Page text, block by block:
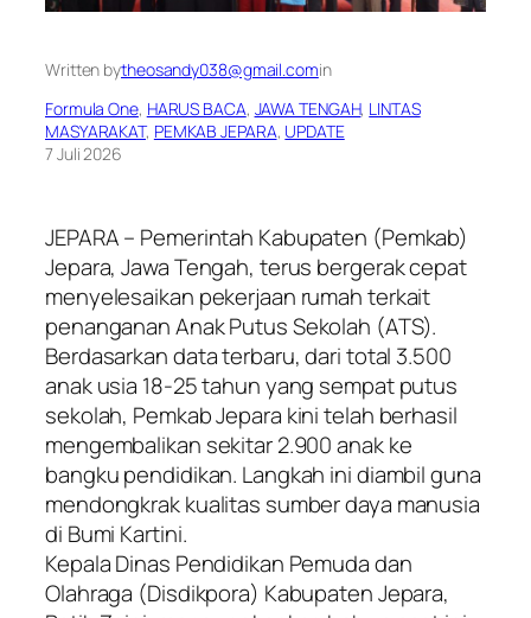
Written bytheosandy038@gmail.comin
Formula One, HARUS BACA, JAWA TENGAH, LINTAS
MASYARAKAT, PEMKAB JEPARA, UPDATE
7 Juli 2026
JEPARA – Pemerintah Kabupaten (Pemkab)
Jepara, Jawa Tengah, terus bergerak cepat
menyelesaikan pekerjaan rumah terkait
penanganan Anak Putus Sekolah (ATS).
Berdasarkan data terbaru, dari total 3.500
anak usia 18-25 tahun yang sempat putus
sekolah, Pemkab Jepara kini telah berhasil
mengembalikan sekitar 2.900 anak ke
bangku pendidikan. Langkah ini diambil guna
mendongkrak kualitas sumber daya manusia
di Bumi Kartini.
​Kepala Dinas Pendidikan Pemuda dan
Olahraga (Disdikpora) Kabupaten Jepara,